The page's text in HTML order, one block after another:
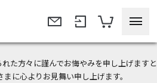
た方々に謹んでお悔やみを申し上げますと
に心よりお見舞い申し上げます。
OFFクーポンプレゼント！